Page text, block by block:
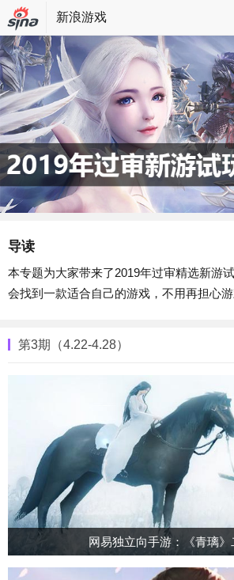
新浪游戏
导读
本专题为大家带来了2019年过审精选新游
会找到一款适合自己的游戏，不用再担心游
第3期（4.22-4.28）
网易独立向手游：《青璃》